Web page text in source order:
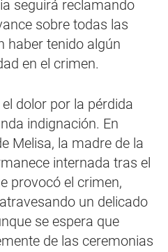
seguirá reclamando
sobre todas las
haber tenido algún
en el crimen.
dolor por la pérdida
indignación. En
Melisa, la madre de la
internada tras el
provocó el crimen,
un delicado
se espera que
de las ceremonias